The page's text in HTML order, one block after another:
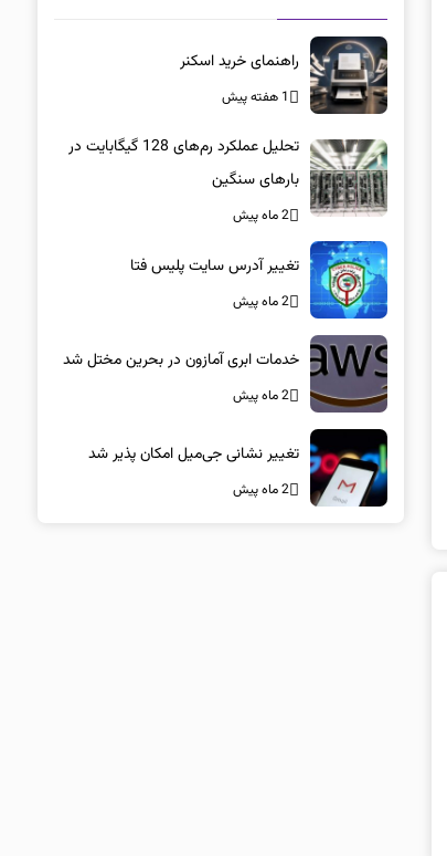
راهنمای خرید اسکنر
1 هفته پیش
تحلیل عملکرد رم‌های 128 گیگابایت در
بارهای سنگین
2 ماه پیش
تغییر آدرس سایت پلیس فتا
2 ماه پیش
خدمات ابری آمازون در بحرین مختل شد
2 ماه پیش
تغییر نشانی جی‌میل امکان پذیر شد
2 ماه پیش